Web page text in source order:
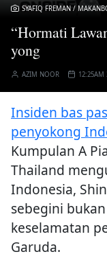
SYAFIQ FREMAN /
“Hormati
yong
AZIM NOOR 12:25AM
Insiden bas
penyokong
Kumpulan A
Thailand
Indonesia,
sebegini
keselamatan
Garuda.